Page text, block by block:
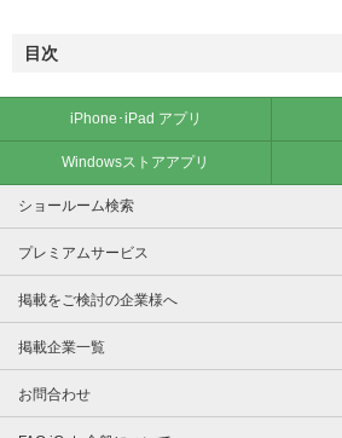
目次
iPhone･iPad アプリ
Windowsストアアプリ
ショールーム検索
プレミアムサービス
掲載をご検討の企業様へ
掲載企業一覧
お問合わせ